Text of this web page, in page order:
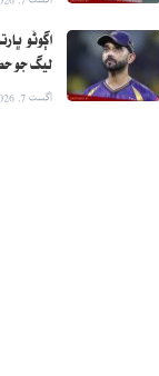
اڳوڻو
ليگ جو
اگست 7, 2026